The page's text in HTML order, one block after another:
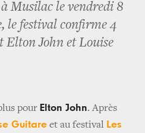
Musilac le vendredi 8
le festival confirme 4
Elton John et Louise
pour Elton John. Après
Guitare et au festival Les